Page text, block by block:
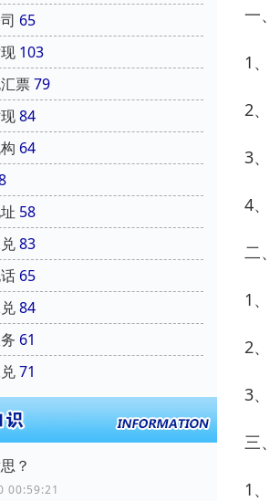
65
103
票79
84
64
58
83
65
84
61
71
？
00:59:21
一
1
2
3
4
二
1
2
3
三
1